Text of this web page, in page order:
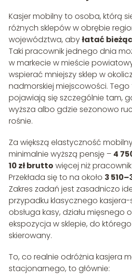
Kasjer mobilny to osoba, którą
różnych sklepów w obrębie
województwa, abyłatać
Taki pracownik jednego dnia
w markecie w mieście
wspierać mniejszy sklep w
nadmorskiej miejscowości.
pojawiają się szczególnie tam,
wyższa albo gdzie sezonowo
rośnie.
Za większą elastyczność
minimalnie wyższą pensję – 4
10 zł brutto więcej niż
Przekłada się to na około 3
Zakres zadań jest zasadniczo
przypadku klasycznego
obsługa kasy, działu mięsnego
ekspozycja w sklepie, do
skierowany.
To, co realnie odróżnia kasjera
stacjonarnego, to głównie: